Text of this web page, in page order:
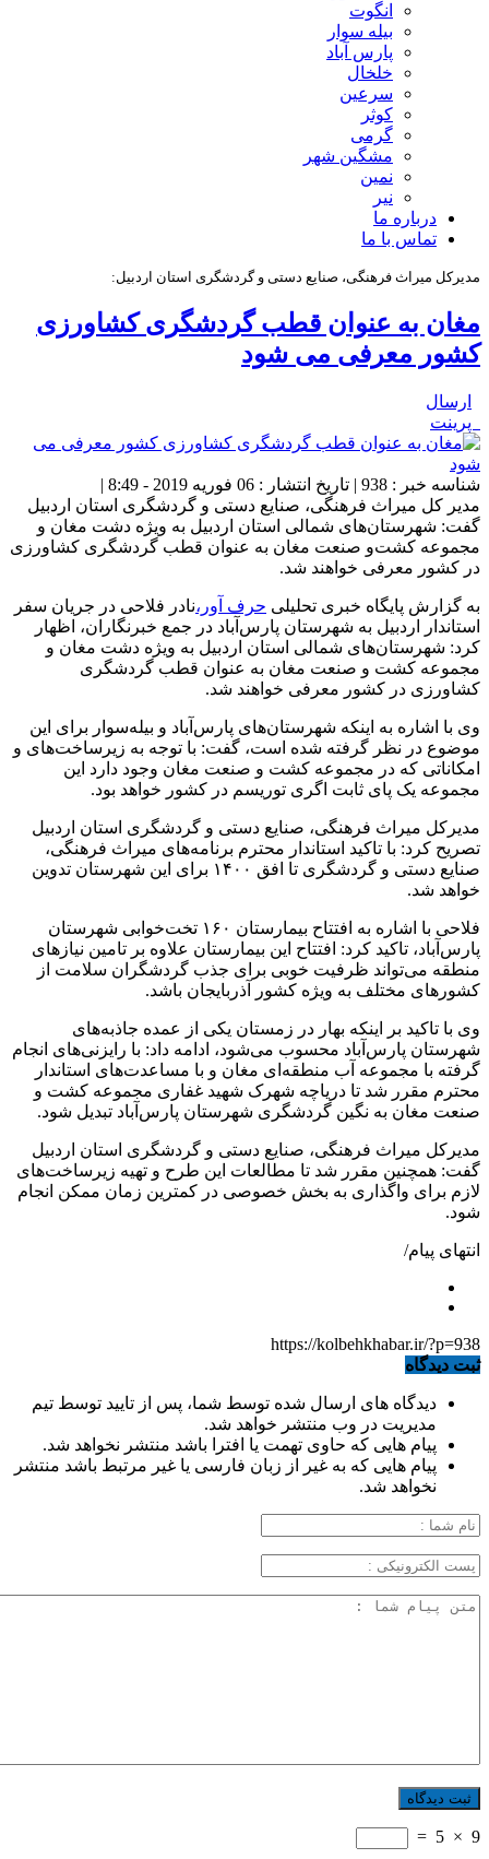
انگوت
بیله سوار
پارس آباد
خلخال
سرعین
کوثر
گرمی
مشگین شهر
نمین
نیر
درباره ما
تماس با ما
مدیرکل میراث فرهنگی، صنایع دستی و گردشگری استان اردبیل:
مغان به عنوان قطب گردشگری کشاورزی
کشور معرفی می شود
ارسال
پرینت
شناسه خبر : 938 | تاریخ انتشار : 06 فوریه 2019 - 8:49 |
مدیر کل میراث فرهنگی، صنایع دستی و گردشگری استان اردبیل
گفت: شهرستان‌های شمالی استان اردبیل به ویژه دشت مغان و
مجموعه کشت‌و صنعت مغان به عنوان قطب گردشگری کشاورزی
در کشور معرفی خواهند شد.
به گزارش پایگاه خبری تحلیلی حرف آور،نادر فلاحی در جریان سفر
استاندار اردبیل به شهرستان پارس‌آباد در جمع خبرنگاران، اظهار
کرد: شهرستان‌های شمالی استان اردبیل به ویژه دشت مغان و
مجموعه کشت‌ و صنعت مغان به عنوان قطب گردشگری
کشاورزی در کشور معرفی خواهند شد.
وی با اشاره به اینکه شهرستان‌های پارس‌آباد و بیله‌سوار برای این
موضوع در نظر گرفته شده است، گفت: با توجه به زیرساخت‌های و
امکاناتی که در مجموعه کشت و صنعت مغان وجود دارد این
مجموعه یک پای ثابت اگری توریسم در کشور خواهد بود.
مدیرکل میراث فرهنگی، صنایع دستی و گردشگری استان اردبیل
تصریح کرد: با تاکید استاندار محترم برنامه‌های میراث فرهنگی،
صنایع دستی و گردشگری تا افق ۱۴۰۰ برای این شهرستان تدوین
خواهد شد.
فلاحی با اشاره به افتتاح بیمارستان ۱۶۰ تخت‌خوابی شهرستان
پارس‌آباد، تاکید کرد: افتتاح این بیمارستان علاوه بر تامین نیازهای
منطقه می‌تواند ظرفیت خوبی برای جذب گردشگران سلامت از
کشورهای مختلف به ویژه کشور آذربایجان باشد.
وی با تاکید بر اینکه بهار در زمستان یکی از عمده جاذبه‌های
شهرستان پارس‌آباد محسوب می‌شود، ادامه داد: با رایزنی‌های انجام
گرفته با مجموعه آب منطقه‌ای مغان و با مساعدت‌های استاندار
محترم مقرر شد تا دریاچه شهرک شهید غفاری مجموعه کشت و
صنعت مغان به نگین گردشگری شهرستان پارس‌آباد تبدیل شود.
مدیرکل میراث فرهنگی، صنایع دستی و گردشگری استان اردبیل
گفت: همچنین مقرر شد تا مطالعات این طرح و تهیه زیرساخت‌های
لازم برای واگذاری به بخش خصوصی در کمترین زمان ممکن انجام
شود.
انتهای پیام/
https://kolbehkhabar.ir/?p=938
ثبت دیدگاه
دیدگاه های ارسال شده توسط شما، پس از تایید توسط تیم
مدیریت در وب منتشر خواهد شد.
پیام هایی که حاوی تهمت یا افترا باشد منتشر نخواهد شد.
پیام هایی که به غیر از زبان فارسی یا غیر مرتبط باشد منتشر
نخواهد شد.
9
×
5
=